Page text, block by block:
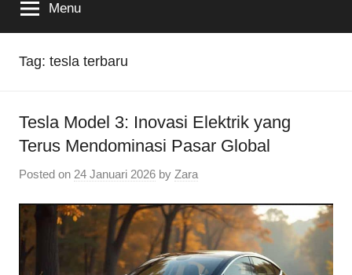
Menu
Tag: tesla terbaru
Tesla Model 3: Inovasi Elektrik yang
Terus Mendominasi Pasar Global
Posted on 24 Januari 2026 by Zara